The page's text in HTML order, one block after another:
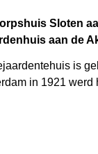
Sloten
aan de
is
in 1921 werd